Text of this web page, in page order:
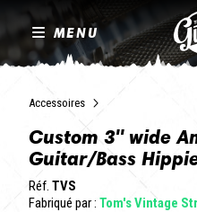
MENU
Accessoires
Custom 3" wide
Guitar/Bass
Réf. TVS
Fabriqué par : Tom's Vintage